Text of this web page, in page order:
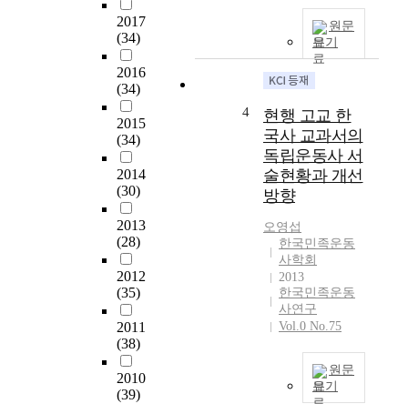
2017
(34)
2016
(34)
2015
(34)
2014
(30)
2013
(28)
2012
(35)
2011
(38)
2010
(39)
d
를
원문
보기
4
현행 고교 한
국사 교과서의
독립운동사 서
술현황과 개선
방향
오영섭
한국민족운동
사학회
2013
한국민족운동
사연구
Vol.0 No.75
원문
보기